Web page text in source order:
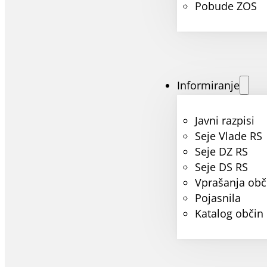
Pobude ZOS
Informiranje
Javni razpisi
Seje Vlade RS
Seje DZ RS
Seje DS RS
Vprašanja
Pojasnila
Katalog občin